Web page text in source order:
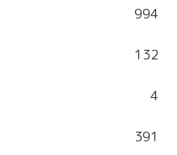
994
132
4
391